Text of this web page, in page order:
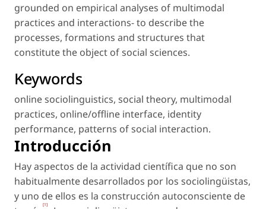
grounded on empirical analyses of multimodal
practices and interactions- to describe the
processes, formations and structures that
constitute the object of social sciences.
Keywords
online sociolinguistics, social theory, multimodal
practices, online/offline interface, identity
performance, patterns of social interaction.
Introducción
Hay aspectos de la actividad científica que no son
habitualmente desarrollados por los sociolingüistas,
y uno de ellos es la construcción autoconsciente de
[1]